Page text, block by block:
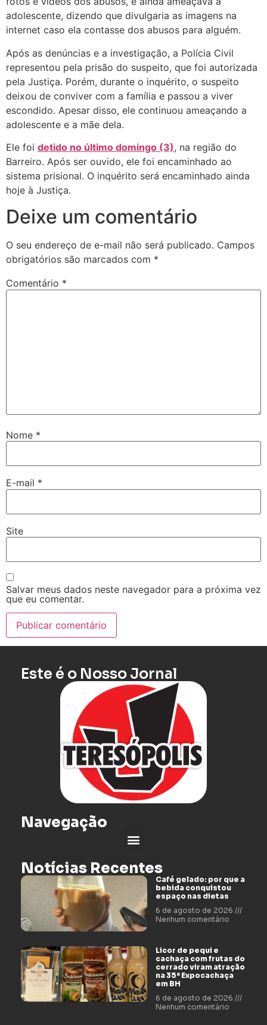
adolescente, dizendo que divulgaria as imagens na
internet caso ela contasse dos abusos para alguém.
Após as denúncias e a investigação, a Polícia Civil
representou pela prisão do suspeito, que foi autorizada
pela Justiça. Porém, durante o inquérito, o suspeito
deixou de conviver com a família e passou a viver
escondido. Apesar disso, ele continuou ameaçando a
adolescente e a mãe dela.
Ele foi detido no último domingo (3), na região do
Barreiro. Após ser ouvido, ele foi encaminhado ao
sistema prisional. O inquérito será encaminhado ainda
hoje à Justiça.
Deixe um comentário
O seu endereço de e-mail não será publicado. Campos
obrigatórios são marcados com *
Comentário *
Nome *
E-mail *
Site
Salvar meus dados neste navegador para a próxima vez
que eu comentar.
Este é o Nosso Jornal
Navegação
Notícias Recentes
Café gelado: por que a
bebida conquistou
espaço nas dietas
6 de agosto de 2026
Nenhum comentário
Licor de pequi e
cachaça com frutas do
cerrado viram atração
na 35ª Expocachaça
em BH
6 de agosto de 2026
Nenhum comentário